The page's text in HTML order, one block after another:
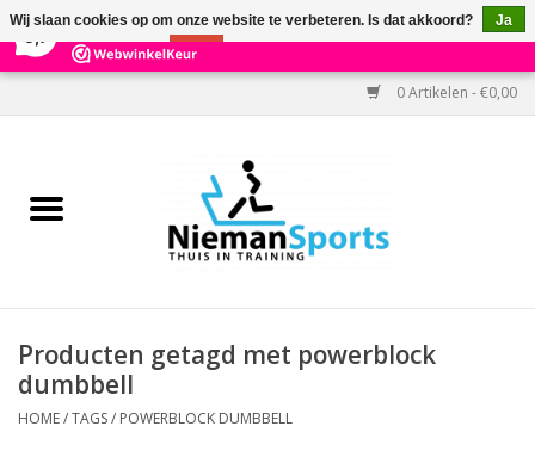
303 Reviews ×
0 Artikelen - €0,00
Home
Kracht
Producten getagd met powerblock
dumbbell
HOME/TAGS/ POWERBLOCK DUMBBELL
Wij slaan cookies op om onze website te verbeteren. Is dat akkoord?
Ja
Nee